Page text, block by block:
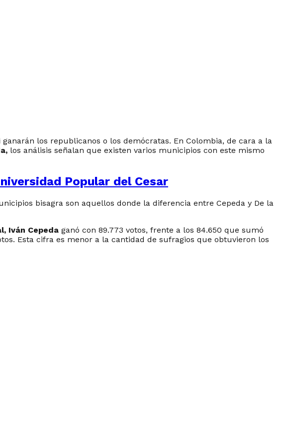
los republicanos o los demócratas. En Colombia, de cara a la
los análisis señalan que existen varios municipios con este mismo
Popular del Cesar
bisagra son aquellos donde la diferencia entre Cepeda y De la
Iván Cepeda ganó con 89.773 votos, frente a los 84.650 que sumó
Esta cifra es menor a la cantidad de sufragios que obtuvieron los